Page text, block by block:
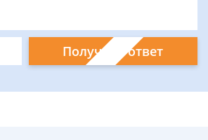
Получить ответ